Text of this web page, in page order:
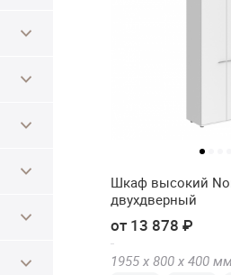
Шкаф высокий
двухдверный
от 13 878 ₽
1955 х 800 х 400 мм